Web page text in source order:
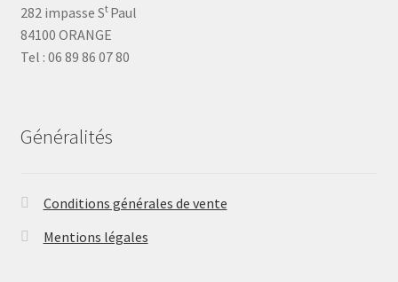
282 impasse St Paul
84100 ORANGE
Tel : 06 89 86 07 80
Généralités
Conditions générales de vente
Mentions légales